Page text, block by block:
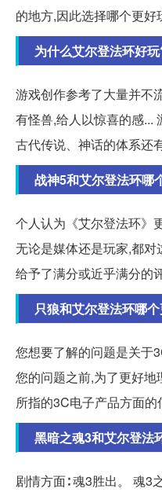
的地方,因此选择哪个更好
为什么艾尔登法环好
游戏创作参考了大量并不
有怪兽,给人以惊喜的感...
古代传说、神话的体系还
战神5和艾尔登法环哪
个人认为《艾尔登法环》
无论是媒体还是玩家,都
给予了满分或近乎满分的
只狼和艾尔登法环哪
您想要了解的问题是关于
您的问题之前,为了更好
所指的3C电子产品方面的
黑暗之魂3和艾尔登法
剧情方面∶ 魂3胜出。 魂3